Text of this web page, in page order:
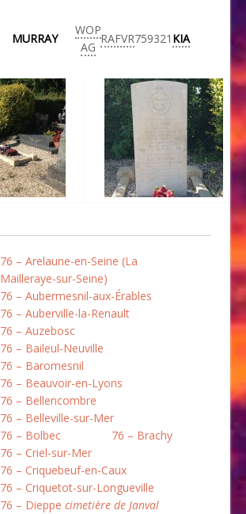
MURRAY
WOP
AG
RAFVR759321 KIA
76 – Arelaune-en-Seine (La
Mailleraye-sur-Seine)
76 – Aubermesnil-aux-Érables
76 – Auberville-la-Renault
76 – Auzebosc
76 – Baileul-Neuville
76 – Baromesnil
76 – Beauvoir-en-Lyons
76 – Bellencombre
76 – Belleville-sur-Mer
76 – Bolbec
76 – Brachy
76 – Criel-sur-Mer
76 – Criquebeuf-en-Caux
76 – Criquetot-sur-Longueville
76 – Dieppe cimetière de Janval